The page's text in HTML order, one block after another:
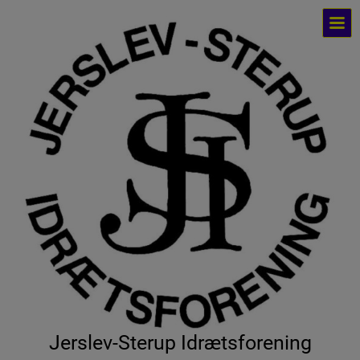
Jerslev-Sterup Idrætsforening